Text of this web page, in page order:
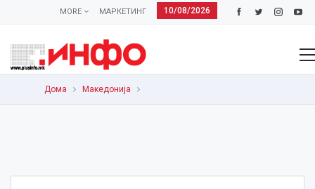
10/08/2026
МАРКЕТИНГ
MORE
Дома Македонија